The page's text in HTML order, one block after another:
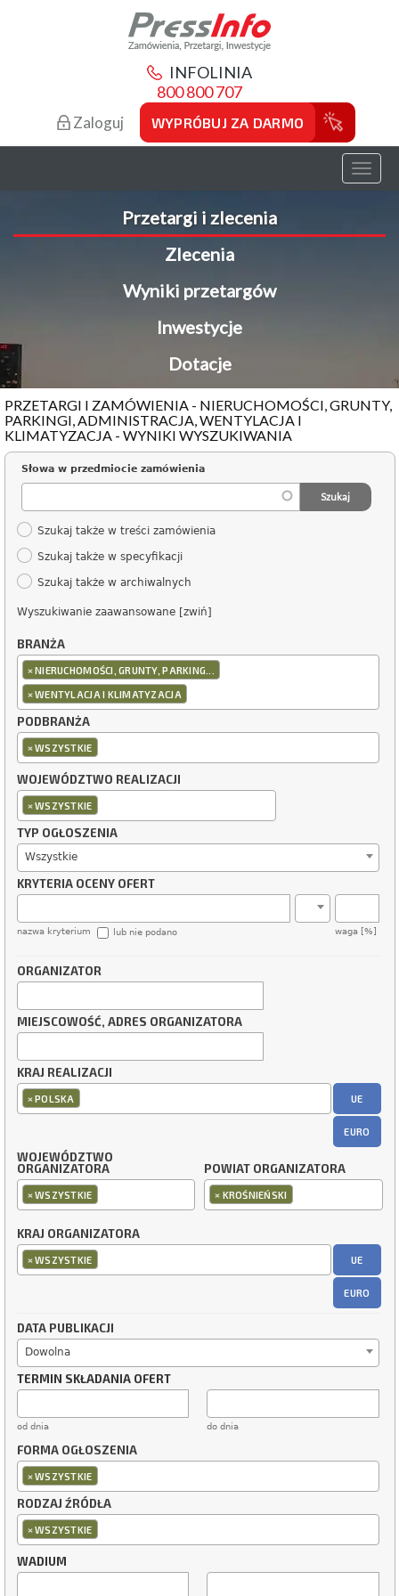
INFOLINIA
800 800 707
Zaloguj WYPRÓBUJ ZA DARMO
Toggle
Przetargi i zlecenia
Zlecenia
Wyniki przetargów
Inwestycje
Dotacje
PRZETARGI I ZAMÓWIENIA - NIERUCHOMOŚCI, GRUNTY,
PARKINGI, ADMINISTRACJA, WENTYLACJA I
KLIMATYZACJA - WYNIKI WYSZUKIWANIA
Słowa w przedmiocie zamówienia
Szukaj także w treści zamówienia
Szukaj także w specyfikacji
Szukaj także w archiwalnych
Wyszukiwanie zaawansowane [zwiń]
BRANŻA
×NIERUCHOMOŚCI, GRUNTY, PARKING...
×WENTYLACJA I KLIMATYZACJA
PODBRANŻA
×WSZYSTKIE
WOJEWÓDZTWO REALIZACJI
×WSZYSTKIE
TYP OGŁOSZENIA
Wszystkie
KRYTERIA OCENY OFERT
nazwa kryterium waga [%]
lub nie podano
ORGANIZATOR
MIEJSCOWOŚĆ, ADRES ORGANIZATORA
KRAJ REALIZACJI
×POLSKA UE
EURO
WOJEWÓDZTWO
ORGANIZATORA
×WSZYSTKIE
POWIAT ORGANIZATORA
× KROŚNIEŃSKI
KRAJ ORGANIZATORA
×WSZYSTKIE UE
EURO
DATA PUBLIKACJI
Dowolna
TERMIN SKŁADANIA OFERT
od dnia do dnia
FORMA OGŁOSZENIA
×WSZYSTKIE
RODZAJ ŹRÓDŁA
×WSZYSTKIE
WADIUM